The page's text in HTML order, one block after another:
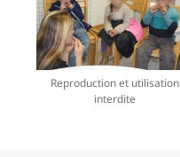
Reproduction et utilisation
interdite